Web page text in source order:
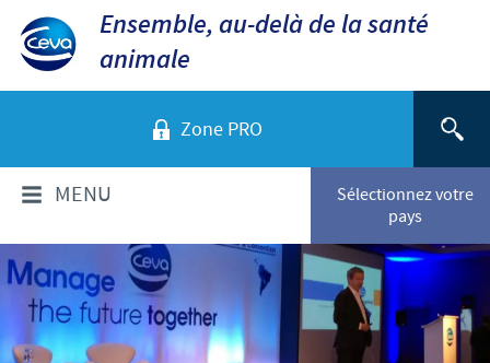
Ensemble, au-delà de la santé
animale
Zone PRO
Sélectionnez votre
pays
MENU
QUI SOMMES-NOUS?
Aperçu de la société
PRODUITS